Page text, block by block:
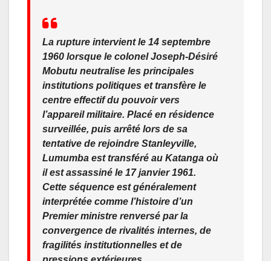
La rupture intervient le 14 septembre
1960 lorsque le colonel Joseph-Désiré
Mobutu neutralise les principales
institutions politiques et transfère le
centre effectif du pouvoir vers
l’appareil militaire. Placé en résidence
surveillée, puis arrêté lors de sa
tentative de rejoindre Stanleyville,
Lumumba est transféré au Katanga où
il est assassiné le 17 janvier 1961.
Cette séquence est généralement
interprétée comme l’histoire d’un
Premier ministre renversé par la
convergence de rivalités internes, de
fragilités institutionnelles et de